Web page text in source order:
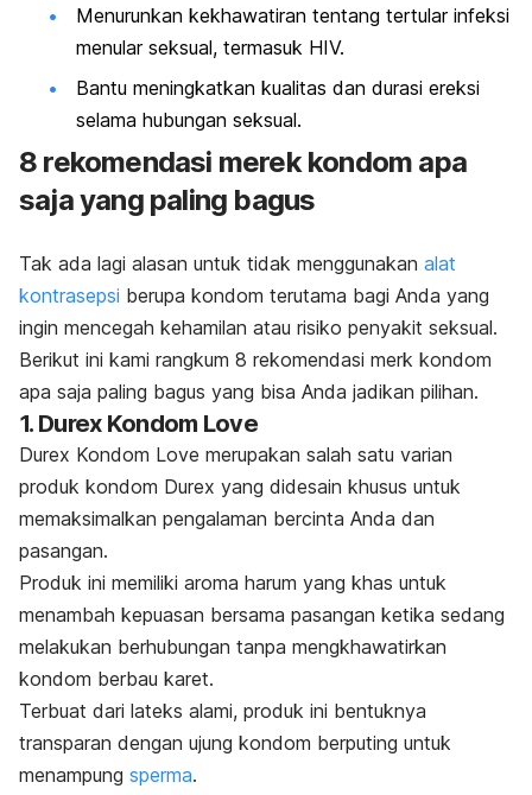
Menurunkan kekhawatiran tentang tertular infeksi
menular seksual, termasuk HIV.
Bantu meningkatkan kualitas dan durasi ereksi
selama hubungan seksual.
8 rekomendasi merek kondom apa
saja yang paling bagus
Tak ada lagi alasan untuk tidak menggunakan alat
kontrasepsi berupa kondom terutama bagi Anda yang
ingin mencegah kehamilan atau risiko penyakit seksual.
Berikut ini kami rangkum 8 rekomendasi merk kondom
apa saja paling bagus yang bisa Anda jadikan pilihan.
1. Durex Kondom Love
Durex Kondom Love merupakan salah satu varian
produk kondom Durex yang didesain khusus untuk
memaksimalkan pengalaman bercinta Anda dan
pasangan.
Produk ini memiliki aroma harum yang khas untuk
menambah kepuasan bersama pasangan ketika sedang
melakukan berhubungan tanpa mengkhawatirkan
kondom berbau karet.
Terbuat dari lateks alami, produk ini bentuknya
transparan dengan ujung kondom berputing untuk
menampung sperma.